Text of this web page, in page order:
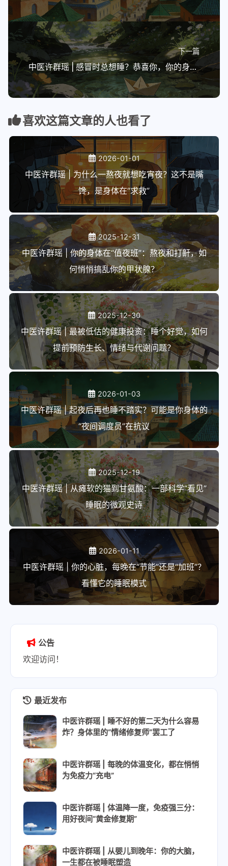
下一篇
中医许群瑶 | 感冒时总想睡？恭喜你，你的身体正在高效“排兵布阵”
喜欢这篇文章的人也看了
2026-01-01
中医许群瑶 | 为什么一熬夜就想吃宵夜？这不是嘴
馋，是身体在“求救”
2025-12-31
中医许群瑶 | 你的身体在“值夜班”：熬夜和打鼾，如
何悄悄搞乱你的甲状腺？
2025-12-30
中医许群瑶 | 最被低估的健康投资：睡个好觉，如何
提前预防生长、情绪与代谢问题？
2026-01-03
中医许群瑶 | 起夜后再也睡不踏实？可能是你身体的
“夜间调度员”在抗议
2025-12-19
中医许群瑶 | 从瘫软的猫到甘氨酸：一部科学“看见”
睡眠的微观史诗
2026-01-11
中医许群瑶 | 你的心脏，每晚在“节能”还是“加班”？
看懂它的睡眠模式
公告
欢迎访问！
最近发布
中医许群瑶 | 睡不好的第二天为什么容易
炸？身体里的“情绪修复师”罢工了
中医许群瑶 | 每晚的体温变化，都在悄悄
为免疫力“充电”
中医许群瑶 | 体温降一度，免疫强三分：
用好夜间“黄金修复期”
中医许群瑶 | 从婴儿到晚年：你的大脑，
一生都在被睡眠塑造